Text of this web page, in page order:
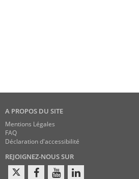
A PROPOS DU SITE
Mentions Légales
FAQ
Déclaration d'accessibilité
REJOIGNEZ-NOUS SUR